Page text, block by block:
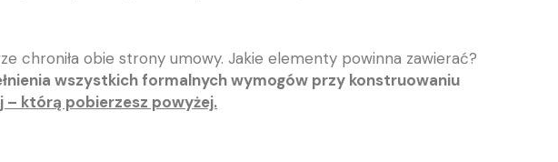
chroniła obie strony umowy. Jakie elementy powinna zawierać?
wszystkich formalnych wymogów przy konstruowaniu
którą pobierzesz powyżej.